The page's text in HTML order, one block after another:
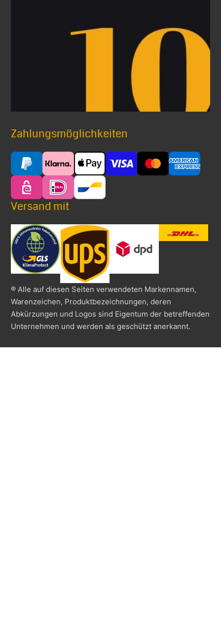
Zahlungsmöglichkeiten
Versand mit
® Alle auf diesen Seiten verwendeten Markennamen,
Warenzeichen, Produktbezeichnungen, deren
Abkürzungen und Logos sind Eigentum der betreffenden
Unternehmen und werden als geschützt anerkannt.